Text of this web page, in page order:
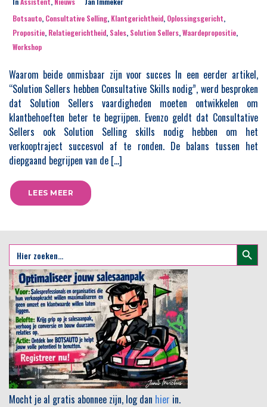
Botsauto, Consultative Selling, Klantgerichtheid, Oplossingsgericht,
Propositie, Relatiegerichtheid, Sales, Solution Sellers,Waardepropositie,
Workshop
Waarom beide onmisbaar zijn voor succes In een eerder artikel,
“Solution Sellers hebben Consultative Skills nodig”, werd besproken
dat Solution Sellers vaardigheden moeten ontwikkelen om
klantbehoeften beter te begrijpen. Evenzo geldt dat Consultative
Sellers ook Solution Selling skills nodig hebben om het
verkooptraject succesvol af te ronden. De balans tussen het
diepgaand begrijpen van de […]
LEES MEER
Zoek
naar:
Mocht je al gratis abonnee zijn, log dan hier in.